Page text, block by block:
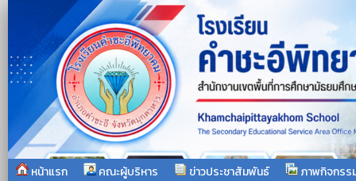
หน้าแรก คณะผู้บริหาร ข่าวประชาสัมพันธ์ ภาพกิจกรร